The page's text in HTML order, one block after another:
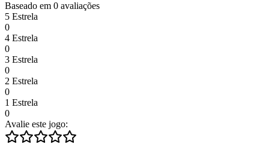
Baseado em 0 avaliações
5 Estrela
0
4 Estrela
0
3 Estrela
0
2 Estrela
0
1 Estrela
0
Avalie este jogo: